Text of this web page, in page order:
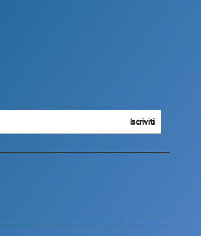
Iscriviti